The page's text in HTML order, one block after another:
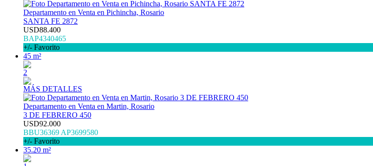
Departamento en Venta en Pichincha, Rosario
SANTA FE 2872
USD88.400
BAP4340465
+/- Favorito
45 m²
2
MÁS DETALLES
Departamento en Venta en Martin, Rosario
3 DE FEBRERO 450
USD92.000
BBU36369 AP3699580
+/- Favorito
35.20 m²